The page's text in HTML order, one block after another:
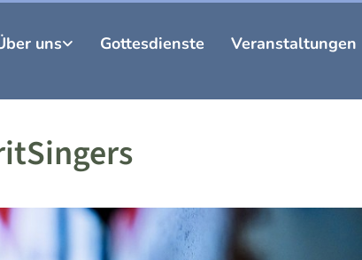
uns Gottesdienste Veranstaltungen